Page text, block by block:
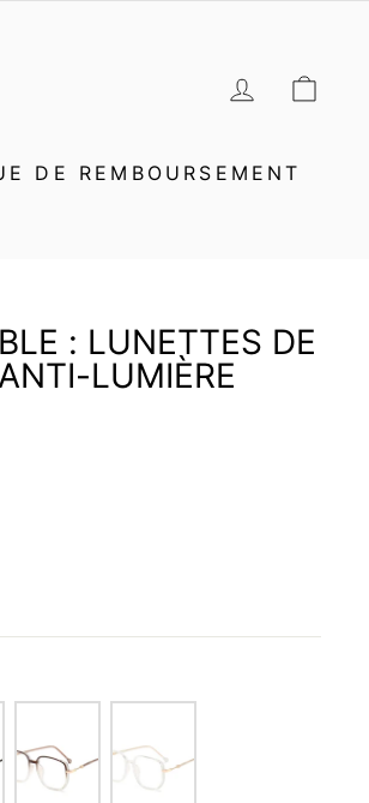
SE
DE REMBOURSEMENT
: LUNETTES DE
LUMIÈRE